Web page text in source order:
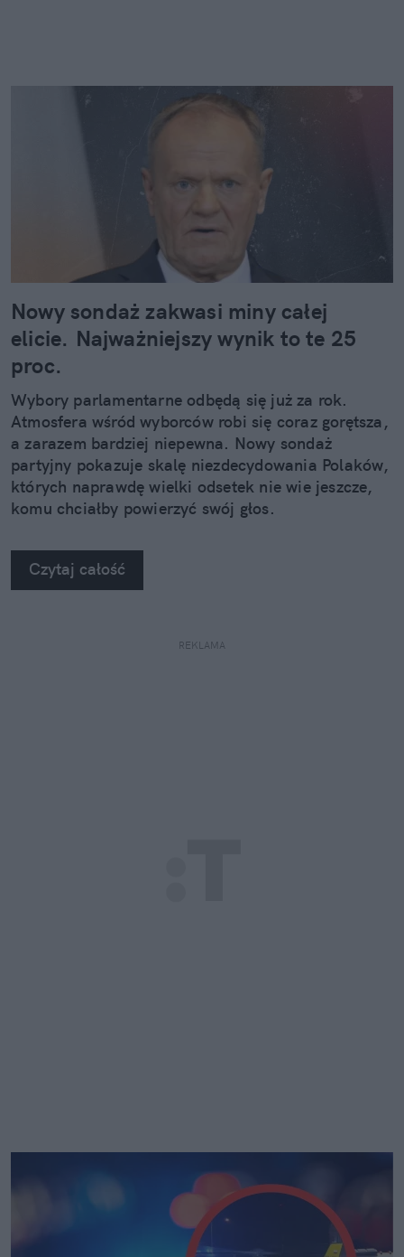
Nowy sondaż zakwasi miny całej
elicie. Najważniejszy wynik to te 25
proc.
Wybory parlamentarne odbędą się już za rok.
Atmosfera wśród wyborców robi się coraz gorętsza,
a zarazem bardziej niepewna. Nowy sondaż
partyjny pokazuje skalę niezdecydowania Polaków,
których naprawdę wielki odsetek nie wie jeszcze,
komu chciałby powierzyć swój głos.
Czytaj całość
REKLAMA